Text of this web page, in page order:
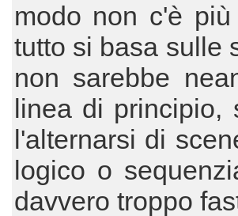
modo non c'è
tutto si basa sulle
non sarebbe
linea di principio,
l'alternarsi di
logico o
davvero troppo